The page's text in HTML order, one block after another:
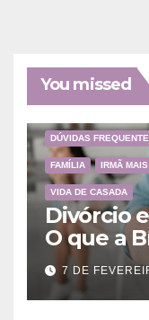
You missed
DÚVIDAS
FAMÍLIA IRMÃ
VIDA DE CASADA
Divórcio
O que a
ensina
7 DE